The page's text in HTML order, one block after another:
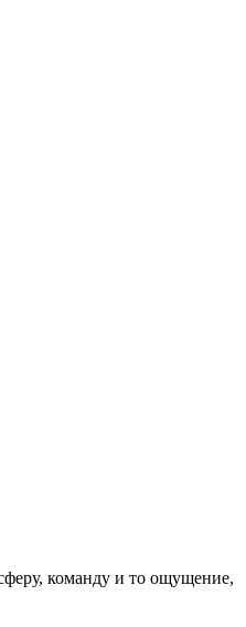
команду и то ощущение,